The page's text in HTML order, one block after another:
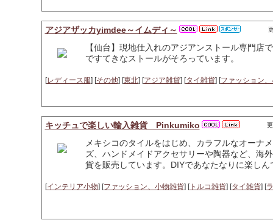
アジアザッカyimdee～イムディ～
【仙台】現地仕入れのアジアンストール専門店
ですてきなストールがそろっています。
[レディース服] [その他] [東北] [アジア雑貨] [タイ雑貨] [ファッション
キッチュで楽しい輸入雑貨 Pinkumiko
メキシコのタイルをはじめ、カラフルなオーナ
ズ、ハンドメイドアクセサリーや陶器など、海
貨を販売しています。DIYであなたなりに楽し
[インテリア小物] [ファッション、小物雑貨] [トルコ雑貨] [タイ雑貨] [